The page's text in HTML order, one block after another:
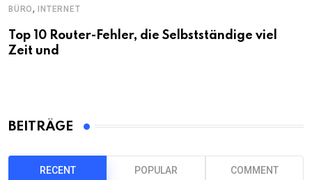
BÜRO,INTERNET
Top 10 Router-Fehler, die Selbstständige viel
Zeit und
BEITRÄGE
RECENT POPULAR COMMENT